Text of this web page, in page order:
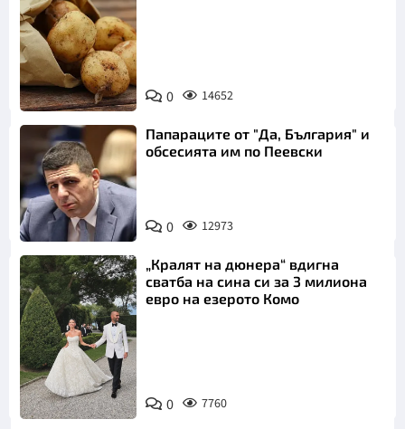
Снимка:
Пиксабей
0 14652
Папараците от "Да, България" и
обсесията им по Пеевски
0 12973
Снимка:
Инстаграм
„Кралят на дюнера“ вдигна
сватба на сина си за 3 милиона
евро на езерото Комо
0 7760